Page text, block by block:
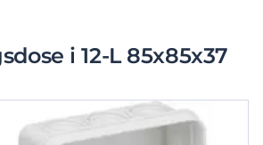
i 12-L 85x85x37